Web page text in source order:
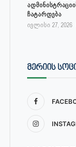
ჩატარდება
ივლისი 27, 2026
ᲛᲔᲠᲘᲘᲡ